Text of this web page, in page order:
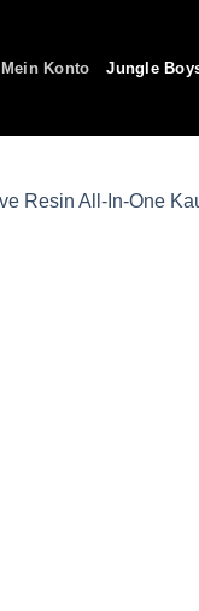
Mein Konto Jungle